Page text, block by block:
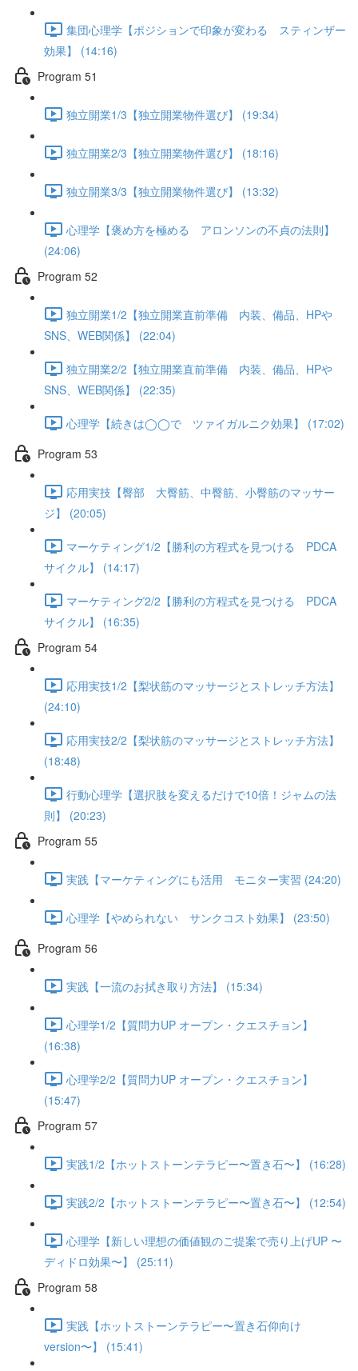
集団心理学【ポジションで印象が変わる スティンザー
効果】 (14:16)
Program 51
独立開業1/3【独立開業物件選び】 (19:34)
独立開業2/3【独立開業物件選び】 (18:16)
独立開業3/3【独立開業物件選び】 (13:32)
心理学【褒め方を極める アロンソンの不貞の法則】
(24:06)
Program 52
独立開業1/2【独立開業直前準備 内装、備品、HPや
SNS、WEB関係】 (22:04)
独立開業2/2【独立開業直前準備 内装、備品、HPや
SNS、WEB関係】 (22:35)
心理学【続きは◯◯で ツァイガルニク効果】 (17:02)
Program 53
応用実技【臀部 大臀筋、中臀筋、小臀筋のマッサー
ジ】 (20:05)
マーケティング1/2【勝利の方程式を見つける PDCA
サイクル】 (14:17)
マーケティング2/2【勝利の方程式を見つける PDCA
サイクル】 (16:35)
Program 54
応用実技1/2【梨状筋のマッサージとストレッチ方法】
(24:10)
応用実技2/2【梨状筋のマッサージとストレッチ方法】
(18:48)
行動心理学【選択肢を変えるだけで10倍！ジャムの法
則】 (20:23)
Program 55
実践【マーケティングにも活用 モニター実習 (24:20)
心理学【やめられない サンクコスト効果】 (23:50)
Program 56
実践【一流のお拭き取り方法】 (15:34)
心理学1/2【質問力UP オープン・クエスチョン】
(16:38)
心理学2/2【質問力UP オープン・クエスチョン】
(15:47)
Program 57
実践1/2【ホットストーンテラピー〜置き石〜】 (16:28)
実践2/2【ホットストーンテラピー〜置き石〜】 (12:54)
心理学【新しい理想の価値観のご提案で売り上げUP 〜
ディドロ効果〜】 (25:11)
Program 58
実践【ホットストーンテラピー〜置き石仰向け
version〜】 (15:41)